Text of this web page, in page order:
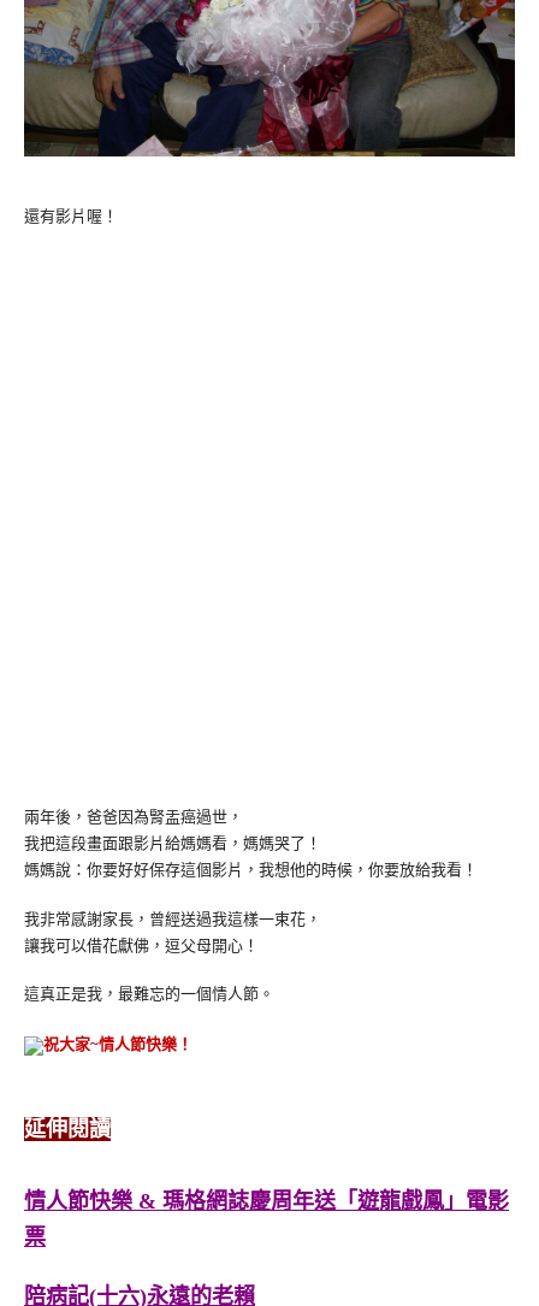
還有影片喔！
兩年後，爸爸因為腎盂癌過世，
我把這段畫面跟影片給媽媽看，媽媽哭了！
媽媽說：你要好好保存這個影片，我想他的時候，你要放給我看！
我非常感謝家長，曾經送過我這樣一束花，
讓我可以借花獻佛，逗父母開心！
這真正是我，最難忘的一個情人節。
祝大家~情人節快樂！
延伸閱讀
情人節快樂 & 瑪格網誌慶周年送「遊龍戲鳳」電影
票
陪病記(十六)永遠的老賴